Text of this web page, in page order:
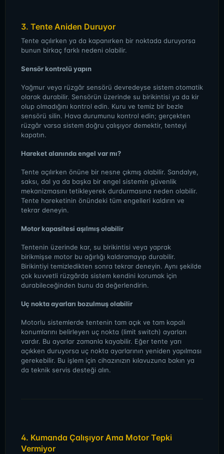
3. Tente Aniden Duruyor
Tente açılırken ya da kapanırken bir noktada duruyorsa
bunun birkaç farklı nedeni olabilir.
Sensör kontrolü yapın
Yağmur veya rüzgâr sensörü devredeyse sistem otomatik
olarak durabilir. Sensörün üzerinde su birikintisi ya da kir
olup olmadığını kontrol edin. Kuru ve temiz bir bezle
sensörü silin. Hava durumunu kontrol edin; gerçekten
rüzgâr varsa sistem doğru çalışıyor demektir, tenteyi
kapatın.
Hareket alanında engel var mı?
Tente açılırken önüne bir nesne çıkmış olabilir. Sandalye,
saksı, dal ya da başka bir engel sistemin güvenlik
mekanizmasını tetikleyerek durdurmasına neden olabilir.
Tente hareketinin önündeki tüm engelleri kaldırın ve
tekrar deneyin.
Motor kapasitesi aşılmış olabilir
Tentenin üzerinde kar, su birikintisi veya yaprak
birikmişse motor bu ağırlığı kaldıramayıp durabilir.
Birikintiyi temizledikten sonra tekrar deneyin. Aynı şekilde
çok kuvvetli rüzgârda sistem kendini korumak için
durabileceğinden bunu da değerlendirin.
Uç nokta ayarları bozulmuş olabilir
Motorlu sistemlerde tentenin tam açık ve tam kapalı
konumlarını belirleyen uç nokta (limit switch) ayarları
vardır. Bu ayarlar zamanla kayabilir. Eğer tente yarı
açıkken duruyorsa uç nokta ayarlarının yeniden yapılması
gerekebilir. Bu işlem için cihazınızın kılavuzuna bakın ya
da teknik servis desteği alın.
4. Kumanda Çalışıyor Ama Motor Tepki
Vermiyor